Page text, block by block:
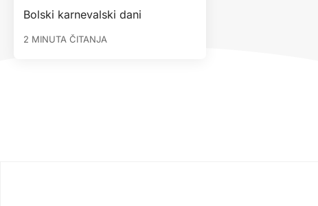
Bolski karnevalski dani
2 MINUTA ČITANJA